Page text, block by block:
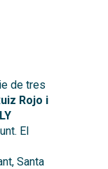
de tres
Rojo i
El
Santa